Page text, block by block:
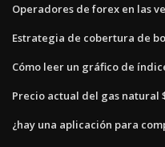
Operadores de forex en las
Estrategia de cobertura de
Cómo leer un gráfico de
Precio actual del gas natural
¿hay una aplicación para